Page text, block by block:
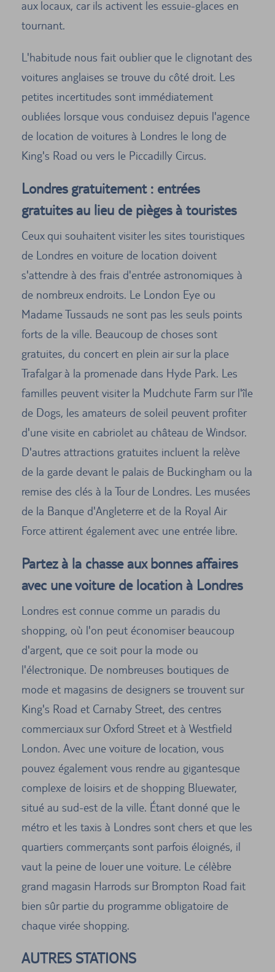
aux locaux, car ils activent les essuie-glaces en
tournant.
L'habitude nous fait oublier que le clignotant des
voitures anglaises se trouve du côté droit. Les
petites incertitudes sont immédiatement
oubliées lorsque vous conduisez depuis l'agence
de location de voitures à Londres le long de
King's Road ou vers le Piccadilly Circus.
Londres gratuitement : entrées
gratuites au lieu de pièges à touristes
Ceux qui souhaitent visiter les sites touristiques
de Londres en voiture de location doivent
s'attendre à des frais d'entrée astronomiques à
de nombreux endroits. Le London Eye ou
Madame Tussauds ne sont pas les seuls points
forts de la ville. Beaucoup de choses sont
gratuites, du concert en plein air sur la place
Trafalgar à la promenade dans Hyde Park. Les
familles peuvent visiter la Mudchute Farm sur l'île
de Dogs, les amateurs de soleil peuvent profiter
d'une visite en cabriolet au château de Windsor.
D'autres attractions gratuites incluent la relève
de la garde devant le palais de Buckingham ou la
remise des clés à la Tour de Londres. Les musées
de la Banque d'Angleterre et de la Royal Air
Force attirent également avec une entrée libre.
Partez à la chasse aux bonnes affaires
avec une voiture de location à Londres
Londres est connue comme un paradis du
shopping, où l'on peut économiser beaucoup
d'argent, que ce soit pour la mode ou
l'électronique. De nombreuses boutiques de
mode et magasins de designers se trouvent sur
King's Road et Carnaby Street, des centres
commerciaux sur Oxford Street et à Westfield
London. Avec une voiture de location, vous
pouvez également vous rendre au gigantesque
complexe de loisirs et de shopping Bluewater,
situé au sud-est de la ville. Étant donné que le
métro et les taxis à Londres sont chers et que les
quartiers commerçants sont parfois éloignés, il
vaut la peine de louer une voiture. Le célèbre
grand magasin Harrods sur Brompton Road fait
bien sûr partie du programme obligatoire de
chaque virée shopping.
AUTRES STATIONS